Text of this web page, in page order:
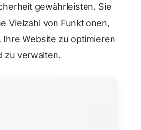
gewährleisten. Sie
Vielzahl von Funktionen,
Ihre Website zu optimieren
zu verwalten.